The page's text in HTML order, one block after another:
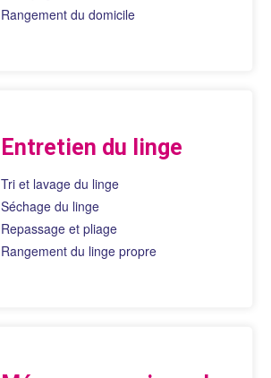
Rangement du domicile
Entretien du linge
Tri et lavage du linge
Séchage du linge
Repassage et pliage
Rangement du linge propre